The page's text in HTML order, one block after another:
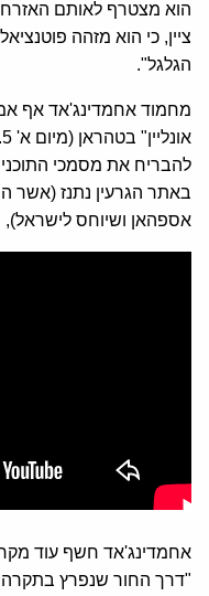
הוא מצטרף לאותם
ציין, כי הוא מזהה
הגלגל".
מחמוד אחמדינג'אד אף
להבריח את מסמכי
באתר הגרעין נתנז (אשר
אספהאן ושיוחס לישראל), נגרם נזק
אחמדינג'אד חשף עוד
"דרך החור שנפרץ בתקרה